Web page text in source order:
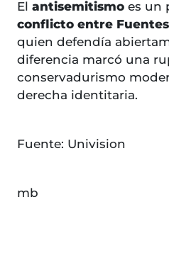
El antisemitismo es un
conflicto entre
quien defendía
diferencia marcó una
conservadurismo
derecha identitaria.
Fuente: Univision
mb